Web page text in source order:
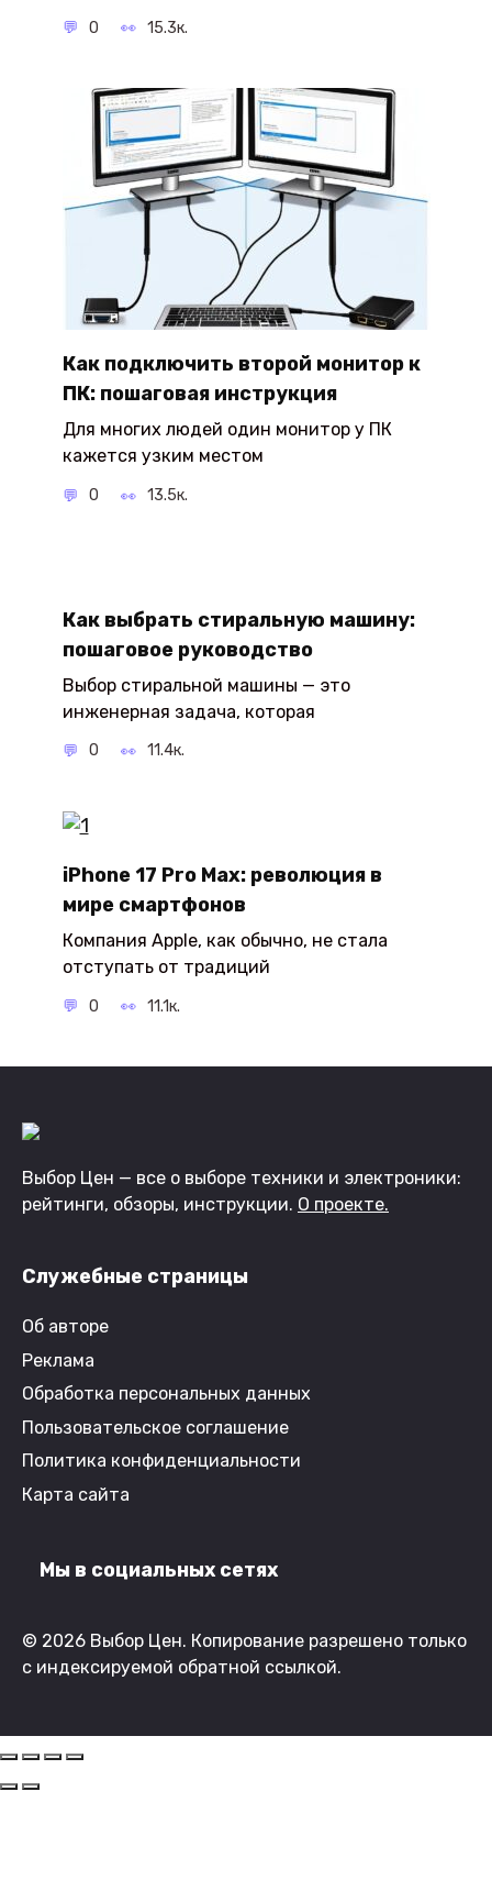
0 15.3к.
Как подключить второй монитор к
ПК: пошаговая инструкция
Для многих людей один монитор у ПК
кажется узким местом
0 13.5к.
Как выбрать стиральную машину:
пошаговое руководство
Выбор стиральной машины — это
инженерная задача, которая
0 11.4к.
iPhone 17 Pro Max: революция в
мире смартфонов
Компания Apple, как обычно, не стала
отступать от традиций
0 11.1к.
Выбор Цен — все о выборе техники и электроники:
рейтинги, обзоры, инструкции. О проекте.
Служебные страницы
Об авторе
Реклама
Обработка персональных данных
Пользовательское соглашение
Политика конфиденциальности
Карта сайта
Мы в социальных сетях
© 2026 Выбор Цен. Копирование разрешено только
с индексируемой обратной ссылкой.